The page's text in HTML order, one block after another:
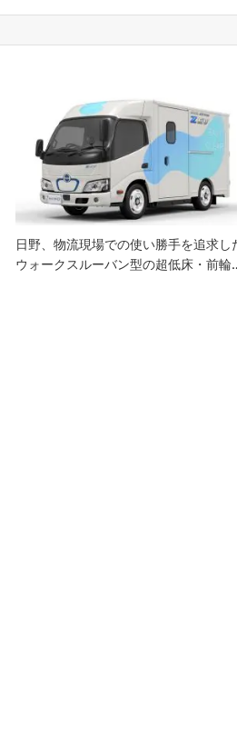
日野、物流現場での使い勝手を追求し
ウォークスルーバン型の超低床・前輪